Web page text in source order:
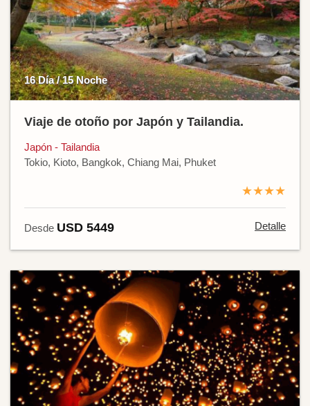
16 Día / 15 Noche
Viaje de otoño por Japón y Tailandia.
Japón - Tailandia
Tokio, Kioto, Bangkok, Chiang Mai, Phuket
★★★★
Desde USD 5449 Detalle